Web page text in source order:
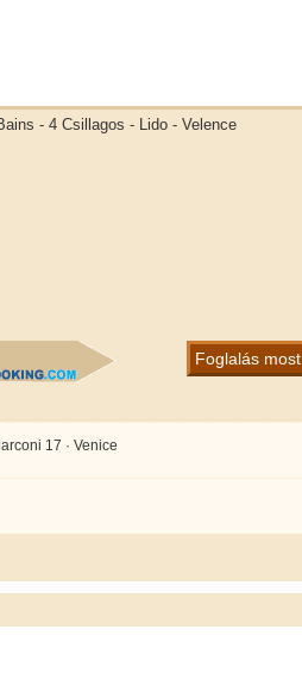
- 4 Csillagos - Lido - Velence
Foglalás most
17 · Venice